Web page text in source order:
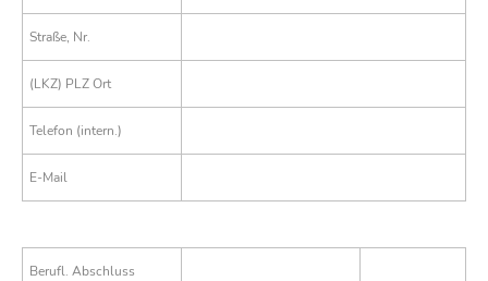
Straße, Nr.
(LKZ) PLZ Ort
Telefon (intern.)
E-Mail
Berufl. Abschluss